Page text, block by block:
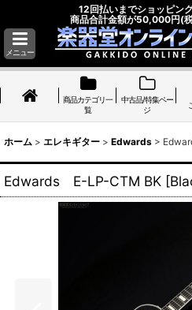
12回払いまでショッピン
商品合計金額が50,000円(
メニュー
商品カテゴリ一
覧
中古品/特集ペー
ジ
ホーム > エレキギター > Edwards >
Edwards E-LP-CTM BK